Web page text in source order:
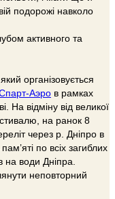
подорожі навколо
активного та
організовується
Аэро в рамках
На відміну від великої
на ранок 8
через р. Дніпро в
по всіх загиблих
на води Дніпра.
неповторний